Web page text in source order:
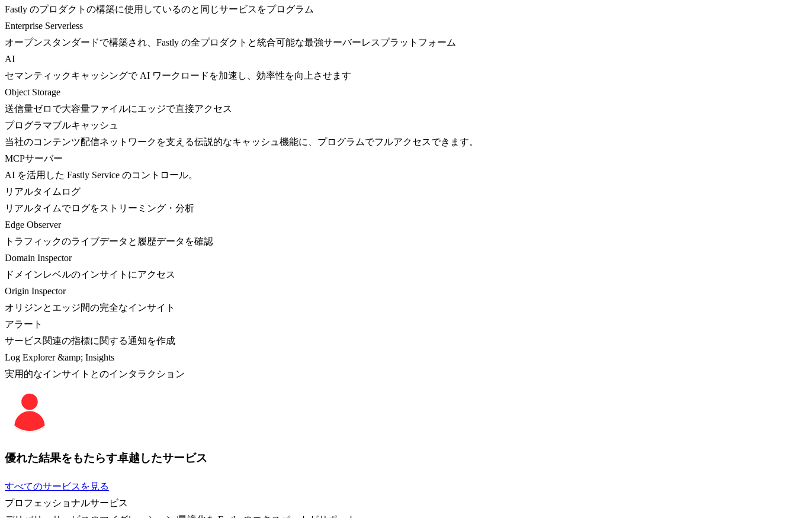
Fastly のプロダクトの構築に使用しているのと同じサービスをプログラム
Enterprise Serverless
オープンスタンダードで構築され、Fastly の全プロダクトと統合可能な最強サーバーレスプラットフォーム
AI
セマンティックキャッシングで AI ワークロードを加速し、効率性を向上させます
Object Storage
送信量ゼロで大容量ファイルにエッジで直接アクセス
プログラマブルキャッシュ
当社のコンテンツ配信ネットワークを支える伝説的なキャッシュ機能に、プログラムでフルアクセスできます。
MCPサーバー
AI を活用した Fastly Service のコントロール。
リアルタイムログ
リアルタイムでログをストリーミング・分析
Edge Observer
トラフィックのライブデータと履歴データを確認
Domain Inspector
ドメインレベルのインサイトにアクセス
Origin Inspector
オリジンとエッジ間の完全なインサイト
アラート
サービス関連の指標に関する通知を作成
Log Explorer &amp; Insights
実用的なインサイトとのインタラクション
優れた結果をもたらす卓越したサービス
すべてのサービスを見る
プロフェッショナルサービス